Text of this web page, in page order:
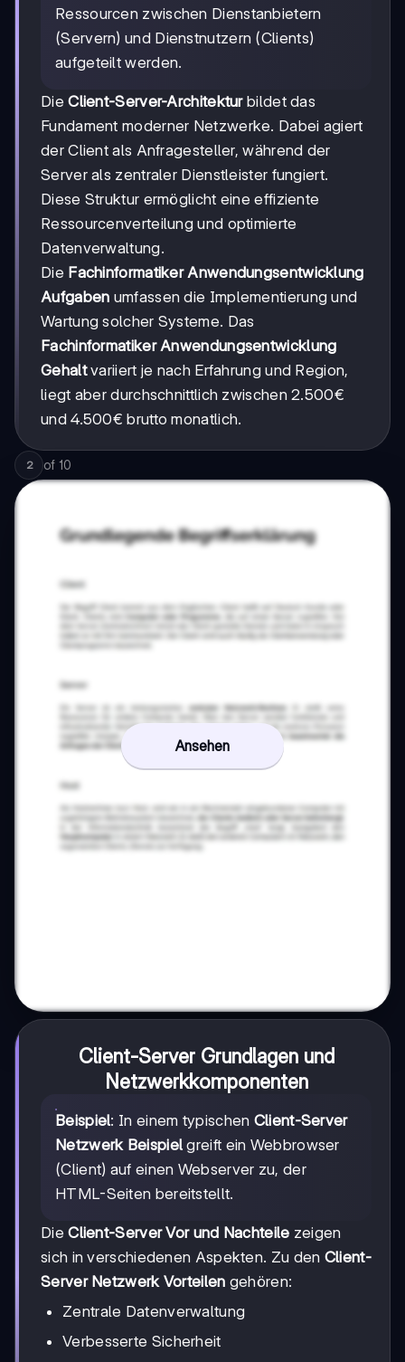
Ressourcen zwischen Dienstanbietern
(Servern) und Dienstnutzern (Clients)
aufgeteilt werden.
DieClient-Server-Architekturbildet das
Fundament moderner Netzwerke. Dabei agiert
der Client als Anfragesteller, während der
Server als zentraler Dienstleister fungiert.
Diese Struktur ermöglicht eine effiziente
Ressourcenverteilung und optimierte
Datenverwaltung.
Die Fachinformatiker Anwendungsentwicklung
Aufgaben umfassen die Implementierung und
Wartung solcher Systeme. Das
Fachinformatiker Anwendungsentwicklung
Gehaltvariiert je nach Erfahrung und Region,
liegt aber durchschnittlich zwischen 2.500€
und 4.500€ brutto monatlich.
2 of 10
Ansehen
Client-Server Grundlagen und
Netzwerkkomponenten
Beispiel: In einem typischen Client-Server
Netzwerk Beispiel greift ein Webbrowser
(Client) auf einen Webserver zu, der
HTML-Seiten bereitstellt.
DieClient-Server Vor und Nachteile zeigen
sich in verschiedenen Aspekten. Zu den Client-
Server Netzwerk Vorteilen gehören:
Zentrale Datenverwaltung
Verbesserte Sicherheit